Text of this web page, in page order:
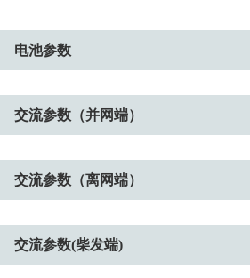
电池参数
交流参数（并网端）
交流参数（离网端）
交流参数(柴发端)